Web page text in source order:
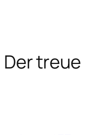
Der treue